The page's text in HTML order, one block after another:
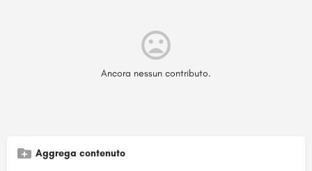
Ancora nessun contributo.
Aggrega contenuto